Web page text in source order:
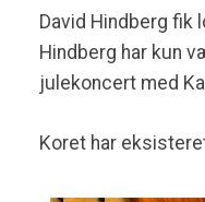
David Hindberg
Hindberg har kun
julekoncert med
Koret har